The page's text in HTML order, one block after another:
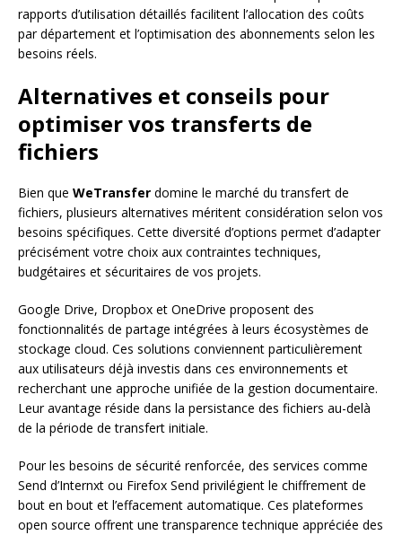
rapports d’utilisation détaillés facilitent l’allocation des coûts
par département et l’optimisation des abonnements selon les
besoins réels.
Alternatives et conseils pour
optimiser vos transferts de
fichiers
Bien que WeTransfer domine le marché du transfert de
fichiers, plusieurs alternatives méritent considération selon vos
besoins spécifiques. Cette diversité d’options permet d’adapter
précisément votre choix aux contraintes techniques,
budgétaires et sécuritaires de vos projets.
Google Drive, Dropbox et OneDrive proposent des
fonctionnalités de partage intégrées à leurs écosystèmes de
stockage cloud. Ces solutions conviennent particulièrement
aux utilisateurs déjà investis dans ces environnements et
recherchant une approche unifiée de la gestion documentaire.
Leur avantage réside dans la persistance des fichiers au-delà
de la période de transfert initiale.
Pour les besoins de sécurité renforcée, des services comme
Send d’Internxt ou Firefox Send privilégient le chiffrement de
bout en bout et l’effacement automatique. Ces plateformes
open source offrent une transparence technique appréciée des